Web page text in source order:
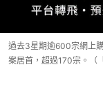
過去3星期逾600宗網上
案居首，超過170宗。（